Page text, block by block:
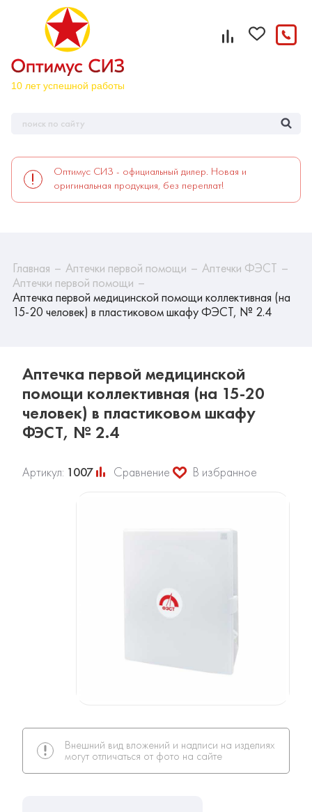
Оптимус СИЗ - официальный дилер. Новая и
оригинальная продукция, без переплат!
Главная Аптечки первой помощи
Аптечки ФЭСТ
Аптечки первой помощи
Аптечка первой медицинской помощи коллективная (на
15-20 человек) в пластиковом шкафу ФЭСТ, № 2.4
Аптечка первой медицинской
помощи коллективная (на 15-20
человек) в пластиковом шкафу
ФЭСТ, № 2.4
Артикул: 1007 Сравнение В избранное
Внешний вид вложений и надписи на изделиях
могут отличаться от фото на сайте